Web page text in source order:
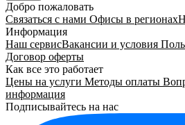
Добро пожаловать
Связаться с нами Офисы в регионах
Информация
Наш сервисВакансии и условия
Договор оферты
Как все это работает
Цены на услуги Методы оплаты
информация
Подписывайтесь на нас